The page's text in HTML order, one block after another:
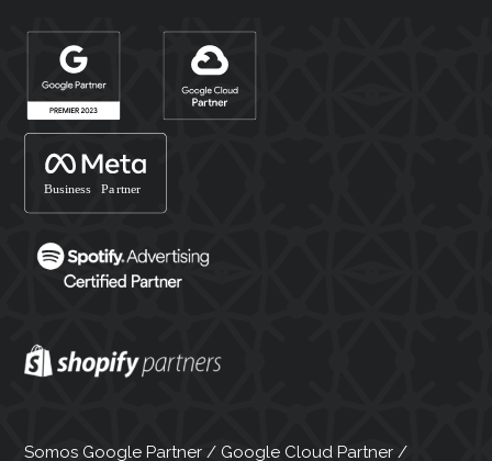
Somos Google Partner / Google Cloud Partner /